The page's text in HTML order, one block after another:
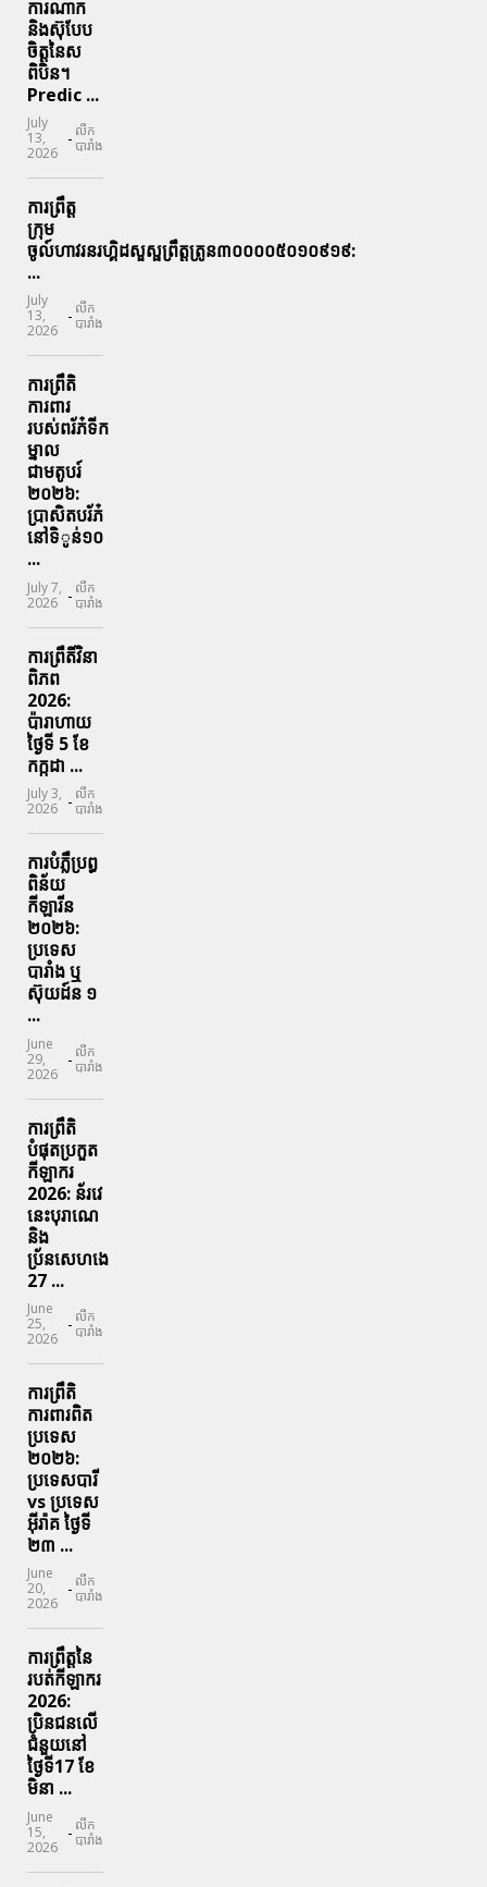
ការណាក
និងស៊ុបែប
ចិត្តនៃស
ពិបិន។
Predic ...
July
13,
2026
- លីក
បារាំង
ការព្រឹត្ត
ក្រុម
ចូល៍ហាវរនរហ្គិដសួស្ផព្រឹត្តត្រូន៣០០០០៥០១០៩១៩:
...
July
13,
2026
- លីក
បារាំង
ការព្រឹតិ
ការពារ
របស់ពរ័ភ៎ទីក
ម្នាល
ជាមតូបរ៍
២០២៦:
ប្រាសិតបរ័ភ៎
នៅទិូន់១០
...
July 7,
2026 - លីក
បារាំង
ការព្រឹតិ៍វិនា
ពិភព
2026:
ប៉ារាហាយ
ថ្ងៃទី 5 ខែ
កក្កដា ...
July 3,
2026 - លីក
បារាំង
ការបំភ្លឺប្រព្ធ​
ពិន័យ​
កីឡារីន​
២០២៦:
ប្រទេស​
បារាំង​ ឬ​
ស៊ុយដ៍ន​ ១
...
June
29,
2026
- លីក
បារាំង
ការព្រឹតិ
បំផុតប្រកួត
កីឡាករ
2026: ន័រវេ
នេះបុរាណេ
និង
ប្រ័នសេហងេ
27 ...
June
25,
2026
- លីក
បារាំង
ការព្រឹតិ
ការពារ​ពិត
ប្រទេស
២០២៦:
ប្រទេសបារី
vs ប្រទេស
អ៊ីរ៉ាគ ថ្ងៃទី​
២៣ ...
June
20,
2026
- លីក
បារាំង
ការព្រឹត្តនៃ
របត់កីឡាករ
2026:
ប្រិនជនលើ
ជំនួយនៅ
ថ្ងៃទី17 ខែ
មិនា ...
June
15,
2026
- លីក
បារាំង